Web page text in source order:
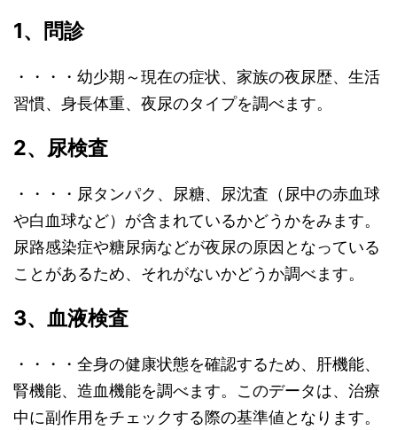
1、問診
・・・・幼少期～現在の症状、家族の夜尿歴、生活
習慣、身長体重、夜尿のタイプを調べます。
2、尿検査
・・・・尿タンパク、尿糖、尿沈査（尿中の赤血球
や白血球など）が含まれているかどうかをみます。
尿路感染症や糖尿病などが夜尿の原因となっている
ことがあるため、それがないかどうか調べます。
3、血液検査
・・・・全身の健康状態を確認するため、肝機能、
腎機能、造血機能を調べます。このデータは、治療
中に副作用をチェックする際の基準値となります。